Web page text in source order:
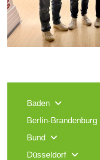
Baden
Berlin-Brandenburg
Bund
Düsseldorf